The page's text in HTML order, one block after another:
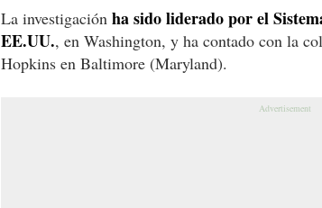
La investigación ha sido liderado por el
EE.UU., en Washington, y ha contado con la
Hopkins en Baltimore (Maryland).